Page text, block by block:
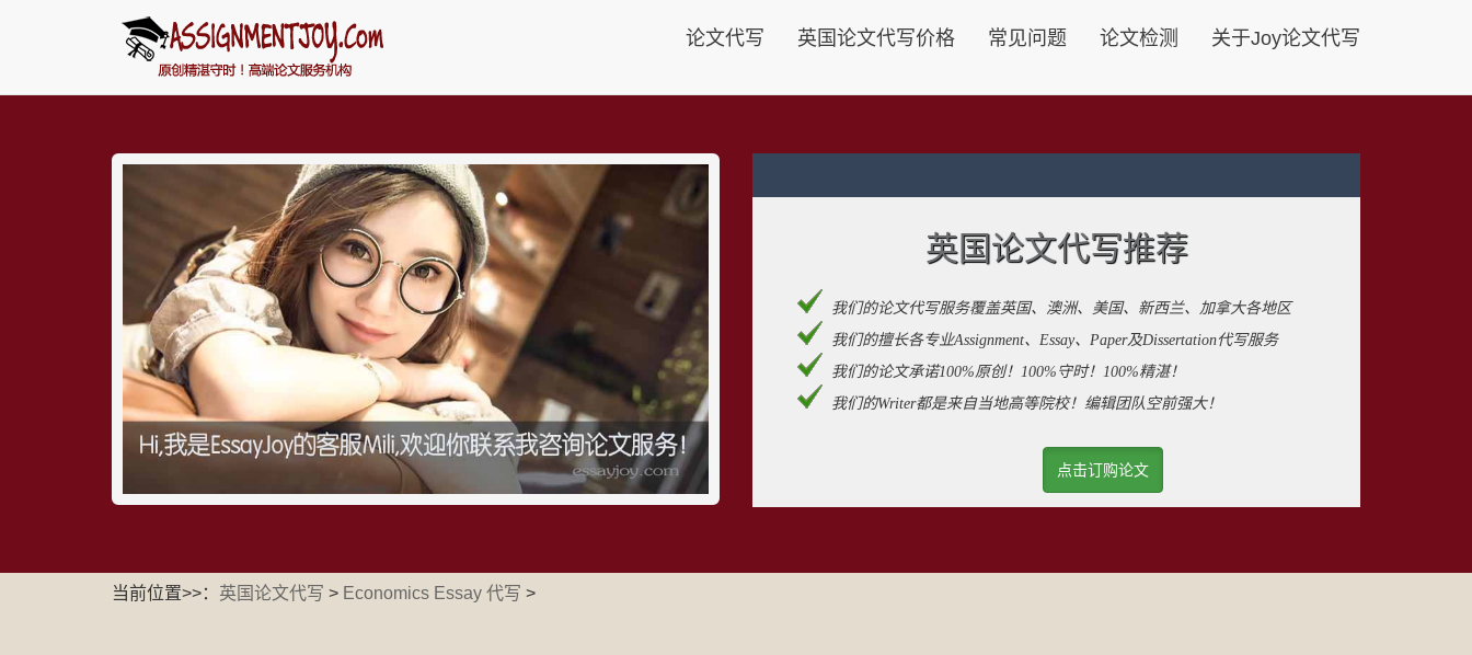
论文代写 英国论文代写价格 常见问题 论文检测 关于Joy论文代写
英国论文代写推荐
我们的论文代写服务覆盖英国、澳洲、美国、新西兰、加拿大各地区
我们的擅长各专业Assignment、Essay、Paper及Dissertation代写服务
我们的论文承诺100%原创！100%守时！100%精湛！
我们的Writer都是来自当地高等院校！编辑团队空前强大！
点击订购论文
当前位置>>： 英国论文代写 > Economics Essay 代写 >